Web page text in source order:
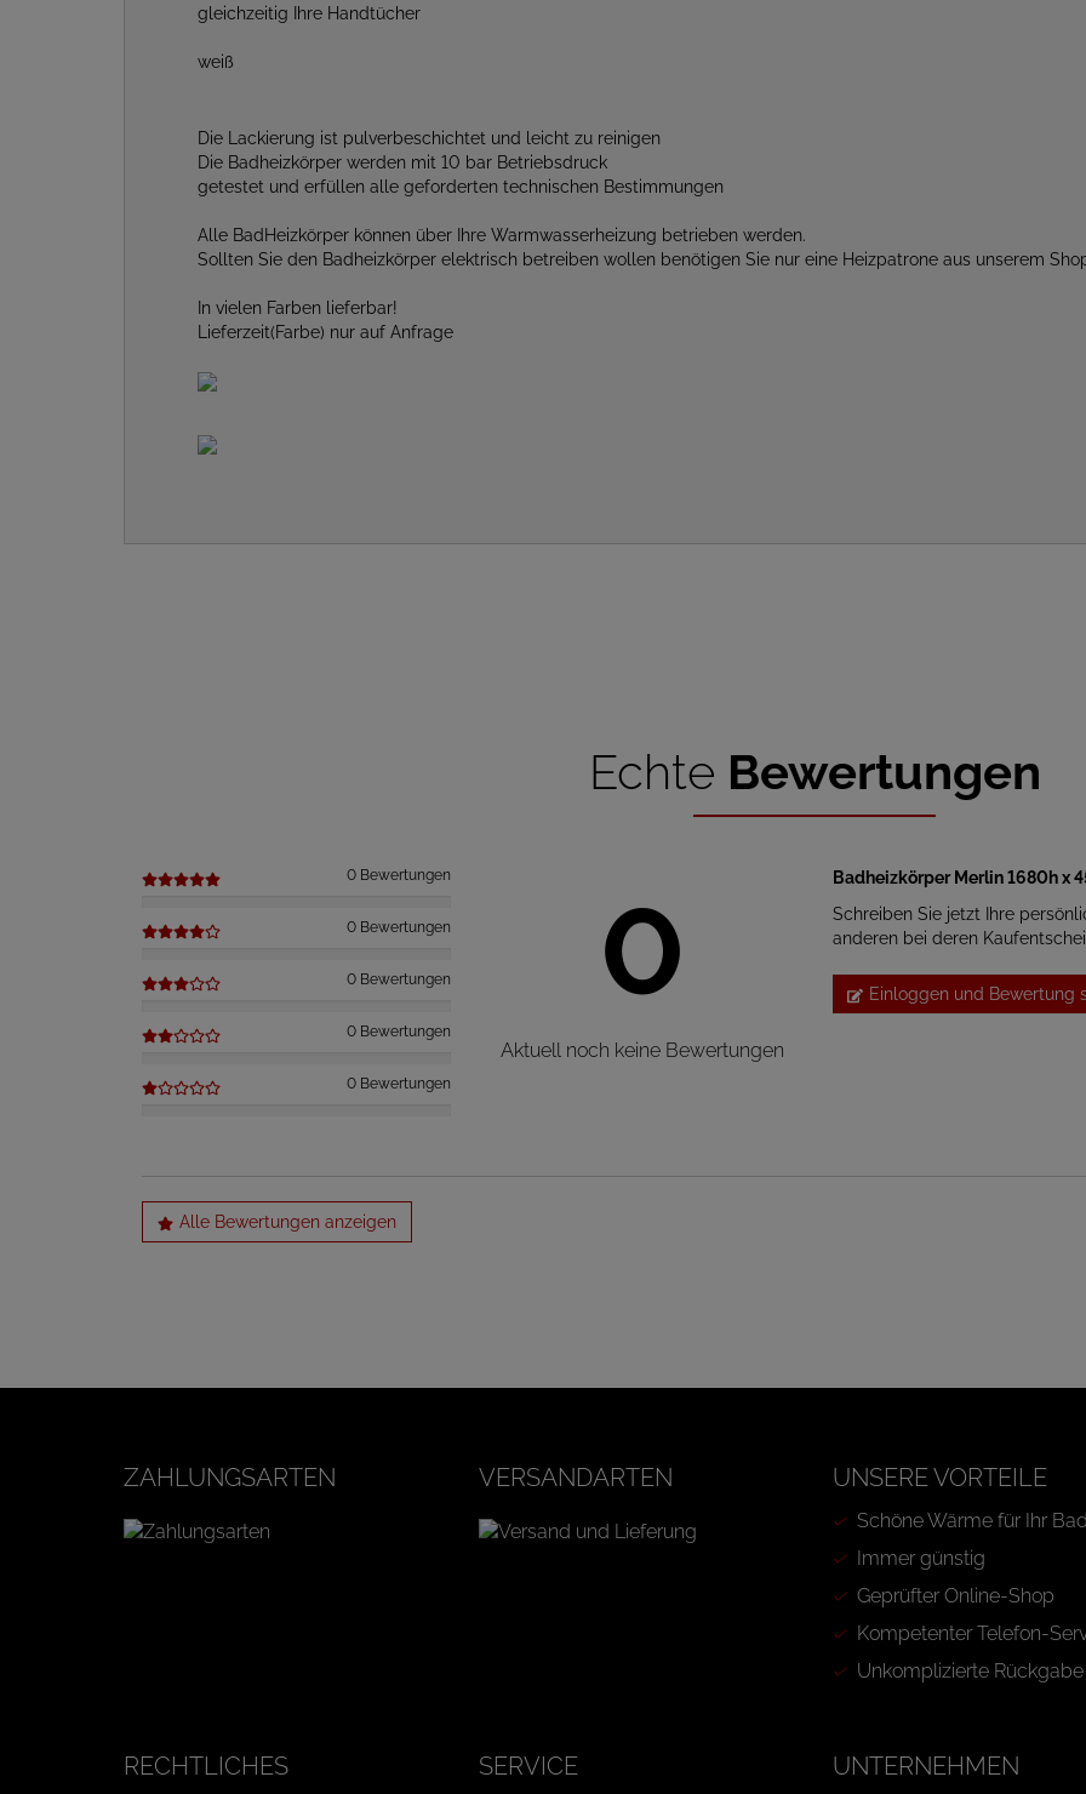
gleichzeitig Ihre Handtücher
weiß
Die Lackierung ist pulverbeschichtet und leicht zu reinigen
Die Badheizkörper werden mit 10 bar Betriebsdruck
getestet und erfüllen alle geforderten technischen Bestimmungen
Alle BadHeizkörper können über Ihre Warmwasserheizung betrieben werden.
Sollten Sie den Badheizkörper elektrisch betreiben wollen benötigen Sie nur eine Heizpatrone aus unserem
In vielen Farben lieferbar!
Lieferzeit(Farbe) nur auf Anfrage
Echte Bewertungen
0 Bewertungen
0 Bewertungen
0 Bewertungen
0 Bewertungen
0 Bewertungen
0
Aktuell noch keine Bewertungen
Badheizkörper Merlin 1680h x
Schreiben Sie jetzt Ihre
anderen bei deren
Einloggen und Bewertung
Alle Bewertungen anzeigen
ZAHLUNGSARTEN VERSANDARTEN UNSERE VORTEILE
Schöne Wärme für Ihr
Immer günstig
Geprüfter Online-Shop
Kompetenter Telefon-
Unkomplizierte Rückgabe
RECHTLICHES SERVICE UNTERNEHMEN